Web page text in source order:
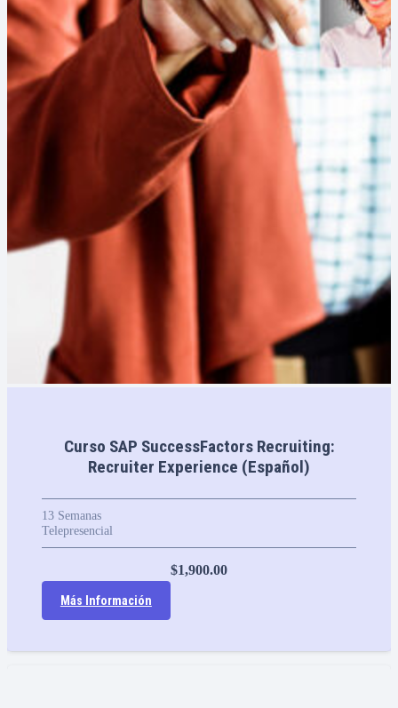
Curso SAP SuccessFactors Recruiting:
Recruiter Experience (Español)
13Semanas
Telepresencial
$1,900.00
Más Información